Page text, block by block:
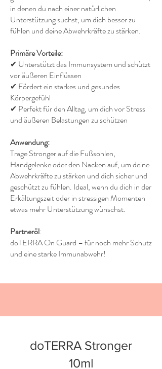
in denen du nach einer natürlichen
Unterstützung suchst, um dich besser zu
fühlen und deine Abwehrkräfte zu stärken.
Primäre Vorteile:
✔ Unterstützt das Immunsystem und schützt
vor äußeren Einflüssen
✔ Fördert ein starkes und gesundes
Körpergefühl
✔ Perfekt für den Alltag, um dich vor Stress
und äußeren Belastungen zu schützen
Anwendung:
Trage Stronger auf die Fußsohlen,
Handgelenke oder den Nacken auf, um deine
Abwehrkräfte zu stärken und dich sicher und
geschützt zu fühlen. Ideal, wenn du dich in der
Erkältungszeit oder in stressigen Momenten
etwas mehr Unterstützung wünschst.
Partneröl:
doTERRA On Guard – für noch mehr Schutz
und eine starke Immunabwehr!
doTERRA Stronger
10ml